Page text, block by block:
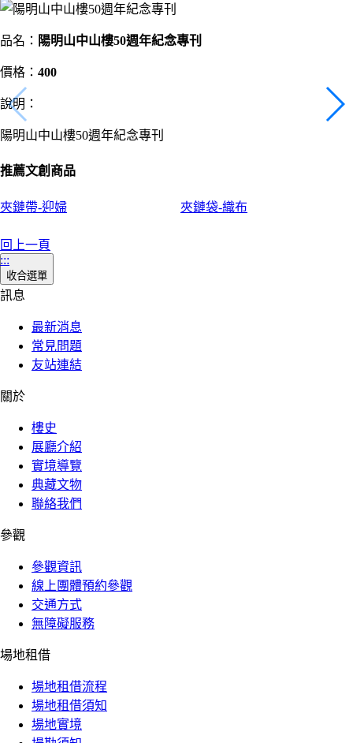
品名： 陽明山中山樓50週年紀念專刊
價格： 400
說明：
陽明山中山樓50週年紀念專刊
推薦文創商品
夾鏈帶-迎婦 夾鏈袋-織布
回上一頁
:::
收合選單
訊息
最新消息
常見問題
友站連結
關於
樓史
展廳介紹
實境導覽
典藏文物
聯絡我們
參觀
參觀資訊
線上團體預約參觀
交通方式
無障礙服務
場地租借
場地租借流程
場地租借須知
場地實境